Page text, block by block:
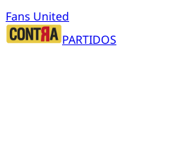
Fans United
PARTIDOS